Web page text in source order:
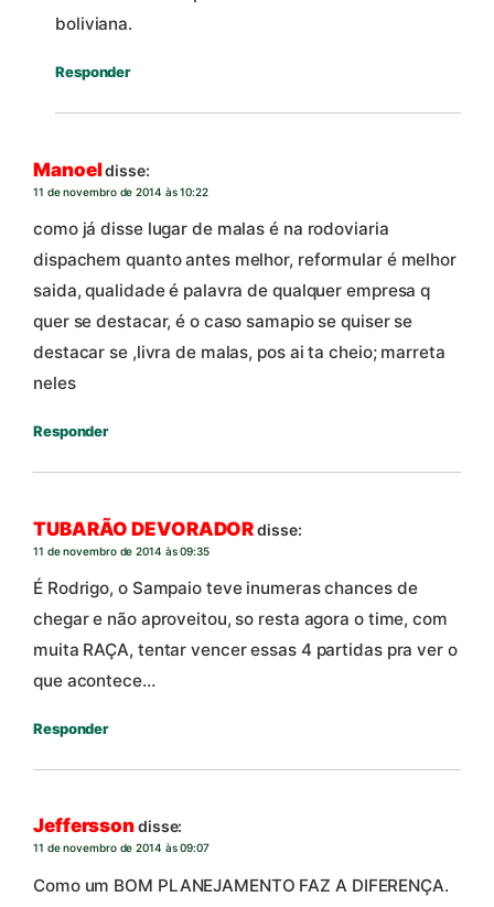
boliviana.
Responder
Manoeldisse:
11 de novembro de 2014 às 10:22
como já disse lugar de malas é na rodoviaria
dispachem quanto antes melhor, reformular é melhor
saida, qualidade é palavra de qualquer empresa q
quer se destacar, é o caso samapio se quiser se
destacar se ,livra de malas, pos ai ta cheio; marreta
neles
Responder
TUBARÃO DEVORADORdisse:
11 de novembro de 2014 às 09:35
É Rodrigo, o Sampaio teve inumeras chances de
chegar e não aproveitou, so resta agora o time, com
muita RAÇA, tentar vencer essas 4 partidas pra ver o
que acontece…
Responder
Jefferssondisse:
11 de novembro de 2014 às 09:07
Como um BOM PLANEJAMENTO FAZ A DIFERENÇA.